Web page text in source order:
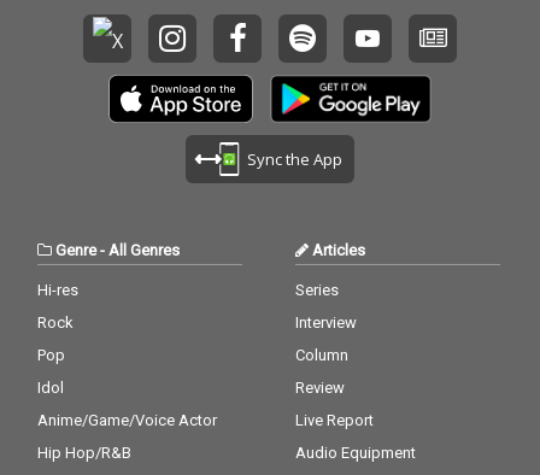
進行形のダンスミュー
ジックシーンだけでな
く、新たな音楽表現の
可能性を映し出してい
る。 シリーズ全4作品
参加アーティストたち
から生まれる化学反応
を感じることができる
作品となっている。
ティストたちによるコ
ラボレーション楽曲を
収録している。 『SES
SIONS COLLECTION VO
L.4』は、単なるコンピ
レーション作品ではな
く、異なるバックグラ
ウンドや感性を持つア
した創作の記録でもあ
る。 「Side-C」では、
これまでのシリーズと
空気感を持つ楽曲群を
進行形のダンスミュー
ジックシーンだけでな
Sync the App
Genre-All Genres
Hi-res
Rock
Pop
Idol
Anime/Game/Voice Actor
Hip Hop/R&B
Articles
Series
Interview
Column
Review
Live Report
Audio Equipment